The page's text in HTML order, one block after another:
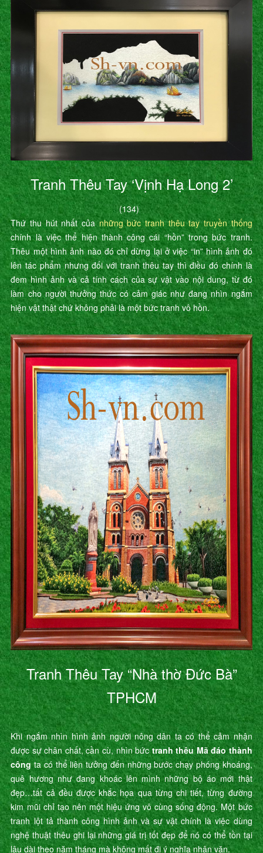
Tranh Thêu Tay ‘Vịnh Hạ Long 2’
(134)
Thứ thu hút nhất củanhững bức tranh thêu tay truyền thống
chính là việc thể hiện thành công cái “hồn” trong bức tranh.
Thêu một hình ảnh nào đó chỉ dừng lại ở việc “in” hình ảnh đó
lên tác phẩm nhưng đối với tranh thêu tay thì điều đó chính là
đem hình ảnh và cả tính cách của sự vật vào nội dung, từ đó
làm cho người thưởng thức có cảm giác như đang nhìn ngắm
hiện vật thật chứ không phải là một bức tranh vô hồn.
Tranh Thêu Tay “Nhà thờ Đức Bà”
TPHCM
Khi ngắm nhìn hình ảnh người nông dân ta có thể cảm nhận
được sự chân chất, cần cù, nhìn bức tranh thêu Mã đáo thành
côngta có thể liên tưởng đến những bước chạy phóng khoáng,
quê hương như đang khoác lên mình những bộ áo mới thật
đẹp…tất cả đều được khắc họa qua từng chi tiết, từng đường
kim mũi chỉ tạo nên một hiệu ứng vô cùng sống động. Một bức
tranh lột tả thành công hình ảnh và sự vật chính là việc dùng
nghệ thuật thêu ghi lại những giá trị tốt đẹp để nó có thể tồn tại
lâu dài theo năm tháng mà không mất đi ý nghĩa nhân văn.